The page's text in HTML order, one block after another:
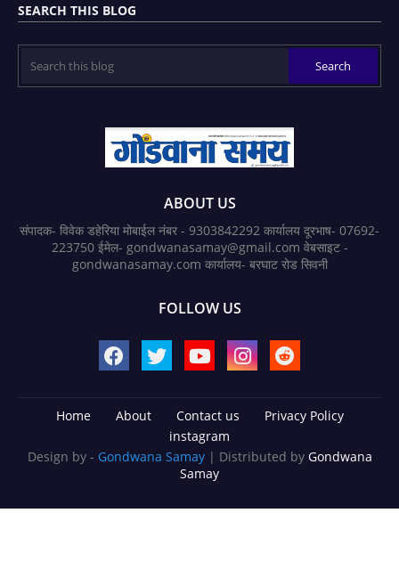
SEARCH THIS BLOG
ABOUT US
संपादक- विवेक डहेरिया मोबाईल नंबर - 9303842292 कार्यालय दूरभाष- 07692-
223750 ईमेल- gondwanasamay@gmail.com वेबसाइट -
gondwanasamay.com कार्यालय- बरघाट रोड सिवनी
FOLLOW US
Home About Contact us
Privacy Policy
instagram
Design by - Gondwana Samay | Distributed by Gondwana
Samay